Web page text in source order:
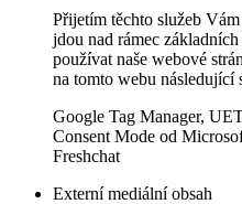
Přijetím těchto služeb
jdou nad rámec
používat naše webové
na tomto webu následující
Google Tag Manager,
Consent Mode od
Freshchat
Externí mediální obsah